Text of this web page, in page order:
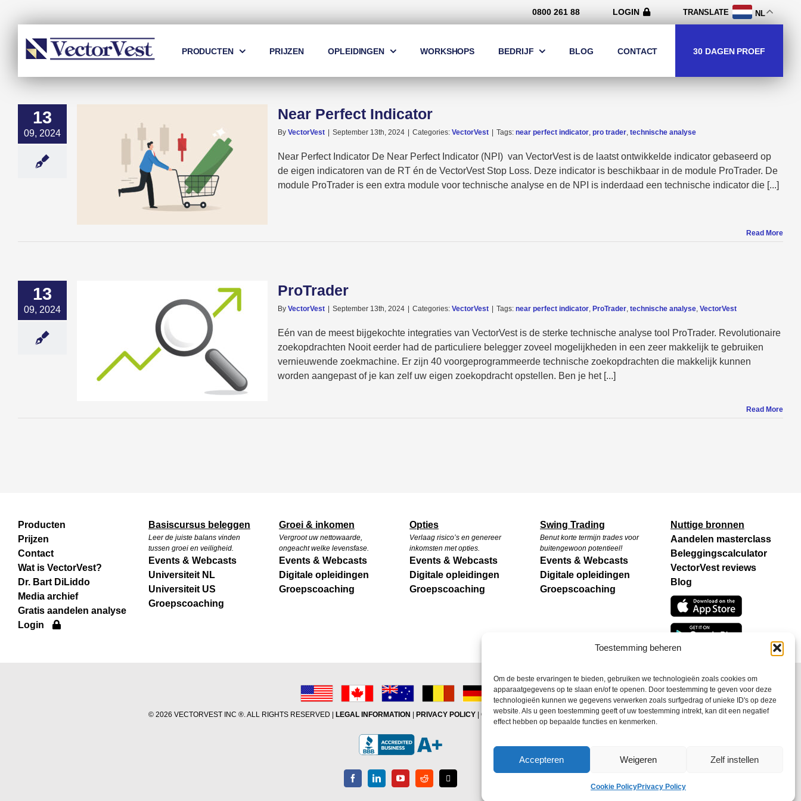
Toestemming beheren
Om de beste ervaringen te bieden, gebruiken we technologieën zoals cookies om
apparaatgegevens op te slaan en/of te openen. Door toestemming te geven voor deze
technologieën kunnen we gegevens verwerken zoals surfgedrag of unieke ID's op deze
website. Als u geen toestemming geeft of uw toestemming intrekt, kan dit een negatief
effect hebben op bepaalde functies en kenmerken.
Accepteren Weigeren Zelf instellen
Cookie PolicyPrivacy Policy
0800 261 88 LOGIN TRANSLATE NL
PRODUCTEN PRIJZEN OPLEIDINGEN WORKSHOPS BEDRIJF BLOG CONTACT 30 DAGEN PROEF
13
09, 2024
Near Perfect Indicator
By VectorVest | September 13th, 2024 | Categories: VectorVest | Tags: near perfect indicator pro trader technische analyse
Near Perfect Indicator De Near Perfect Indicator (NPI) van VectorVest is de laatst ontwikkelde indicator gebaseerd op
de eigen indicatoren van de RT én de VectorVest Stop Loss. Deze indicator is beschikbaar in de module ProTrader. De
module ProTrader is een extra module voor technische analyse en de NPI is inderdaad een technische indicator die [...]
Read More
13
09, 2024
ProTrader
By VectorVest | September 13th, 2024 | Categories: VectorVest | Tags: near perfect indicator ProTrader technische analyse VectorVest
Eén van de meest bijgekochte integraties van VectorVest is de sterke technische analyse tool ProTrader. Revolutionaire
zoekopdrachten Nooit eerder had de particuliere belegger zoveel mogelijkheden in een zeer makkelijk te gebruiken
vernieuwende zoekmachine. Er zijn 40 voorgeprogrammeerde technische zoekopdrachten die makkelijk kunnen
worden aangepast of je kan zelf uw eigen zoekopdracht opstellen. Ben je het [...]
Read More
Producten
Prijzen
Contact
Wat is VectorVest?
Dr. Bart DiLiddo
Media archief
Gratis aandelen analyse
Login
Basiscursus beleggen
Leer de juiste balans vinden
tussen groei en veiligheid.
Events & Webcasts
Universiteit NL
Universiteit US
Groepscoaching
Groei & inkomen
Vergroot uw nettowaarde,
ongeacht welke levensfase.
Events & Webcasts
Digitale opleidingen
Groepscoaching
Opties
Verlaag risico’s en genereer
inkomsten met opties.
Events & Webcasts
Digitale opleidingen
Groepscoaching
Swing Trading
Benut korte termijn trades voor
buitengewoon potentieel!
Events & Webcasts
Digitale opleidingen
Groepscoaching
Nuttige bronnen
Aandelen masterclass
Beleggingscalculator
VectorVest reviews
Blog
© 2026 VECTORVEST INC ®. ALL RIGHTS RESERVED | LEGAL INFORMATION | PRIVACY POLICY | COOKIE POLICY |REFUND POLICY |CONTACT US
FacebookLinkedInYouTubeRedditX